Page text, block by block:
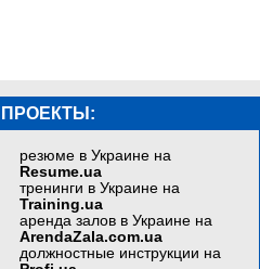
резюме в Украине на
Resume.ua
тренинги в Украине на
Training.ua
аренда залов в Украине на
ArendaZala.com.ua
должностные инструкции на